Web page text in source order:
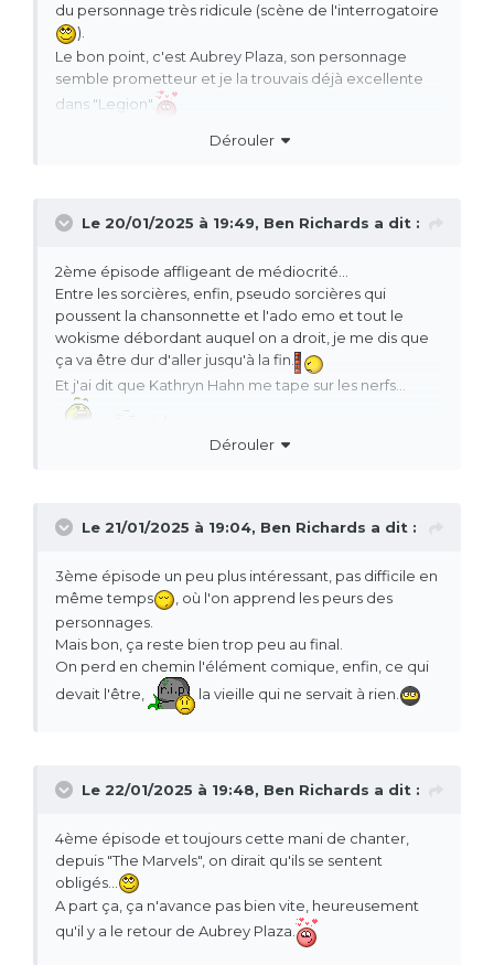
du personnage très ridicule (scène de l'interrogatoire
).
Le bon point, c'est Aubrey Plaza, son personnage
semble prometteur et je la trouvais déjà excellente
dans "Legion".
Dérouler
Le 20/01/2025 à 19:49, Ben Richards a dit :
2ème épisode affligeant de médiocrité...
Entre les sorcières, enfin, pseudo sorcières qui
poussent la chansonnette et l'ado emo et tout le
wokisme débordant auquel on a droit, je me dis que
ça va être dur d'aller jusqu'à la fin.
Et j'ai dit que Kathryn Hahn me tape sur les nerfs...
Dérouler
Le 21/01/2025 à 19:04, Ben Richards a dit :
3ème épisode un peu plus intéressant, pas difficile en
même temps
, où l'on apprend les peurs des
personnages.
Mais bon, ça reste bien trop peu au final.
On perd en chemin l'élément comique, enfin, ce qui
devait l'être,
la vieille qui ne servait à rien.
Le 22/01/2025 à 19:48, Ben Richards a dit :
4ème épisode et toujours cette mani de chanter,
depuis "The Marvels", on dirait qu'ils se sentent
obligés...
A part ça, ça n'avance pas bien vite, heureusement
qu'il y a le retour de Aubrey Plaza.